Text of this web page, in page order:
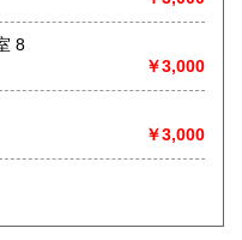
とり肉・ひき肉のおかず 料理教室 8
￥3,000
￥3,000